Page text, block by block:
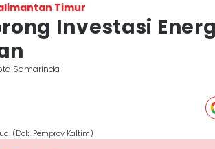
Timur
Investasi
Samarinda
(Dok. Pemprov Kaltim)